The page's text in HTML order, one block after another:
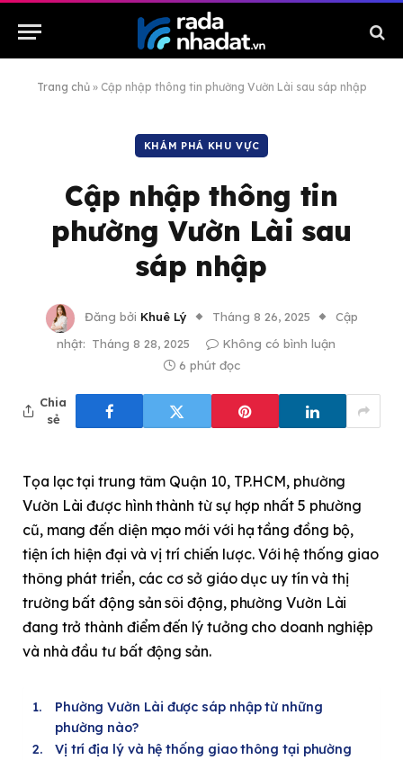
Trang chủ» Cập nhập thông tin phường Vườn Lài sau sáp nhập
KHÁM PHÁ KHU VỰC
Cập nhập thông tin
phường Vườn Lài sau
sáp nhập
Đăng bởi Khuê Lý Tháng 8 26, 2025
Cập
nhật: Tháng 8 28, 2025
Không có bình luận
6 phút đọc
Chia
sẻ
Tọa lạc tại trung tâm Quận 10, TP.HCM, phường
Vườn Lài được hình thành từ sự hợp nhất 5 phường
cũ, mang đến diện mạo mới với hạ tầng đồng bộ,
tiện ích hiện đại và vị trí chiến lược. Với hệ thống giao
thông phát triển, các cơ sở giáo dục uy tín và thị
trường bất động sản sôi động, phường Vườn Lài
đang trở thành điểm đến lý tưởng cho doanh nghiệp
và nhà đầu tư bất động sản.
Phường Vườn Lài được sáp nhập từ những
phường nào?
Vị trí địa lý và hệ thống giao thông tại phường